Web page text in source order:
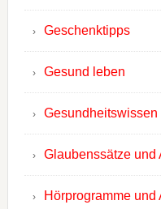
Geschenktipps
Gesund leben
Gesundheitswissen
Glaubenssätze und
Hörprogramme